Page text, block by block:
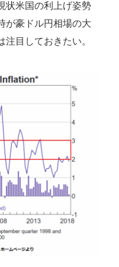
状米国の利上げ姿勢
が豪ドル円相場の大
目しておきたい。